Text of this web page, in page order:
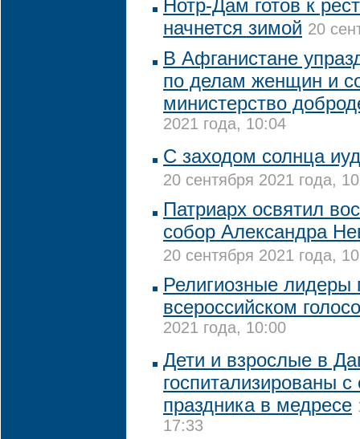
Нотр-Дам готов к
начнется зимой 20
В Афганистане
по делам женщин и
министерство
2021 года, 10:04
С заходом солнца
20 сентября 2021 года,
Патриарх освятил
собор Александра
20 сентября 2021 года,
Религиозные лидеры
всероссийском
2021 года, 10:00
Дети и взрослые в
госпитализированы
праздника в медресе
17:33